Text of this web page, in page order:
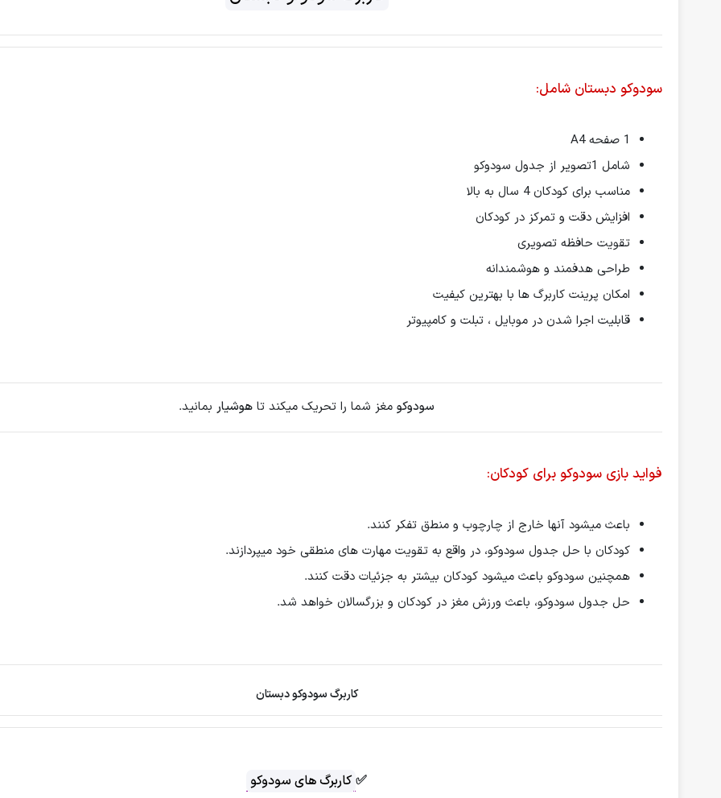
سودوکو دبستان شامل:
1 صفحه A4
شامل 1تصویر از جدول سودوکو
مناسب برای کودکان 4 سال به بالا
افزایش دقت و تمرکز در کودکان
تقویت حافظه تصویری
طراحی هدفمند و هوشمندانه
امکان پرینت کاربرگ ها با بهترین کیفیت
قابلیت اجرا شدن در موبایل ، تبلت و کامپیوتر
سودوکومغز شما را تحریک میکند تا هوشیاربمانید.
فواید بازی سودوکو برای کودکان:
باعث میشود آنها خارج از چارچوب و منطق تفکر کنند.
کودکان با حل جدول سودوکو، در واقع به تقویت مهارت‌ های منطقی خود میپردازند.
همچنین سودوکو باعث میشود کودکان بیشتر به جزئیات دقت کنند.
حل جدول سودوکو، باعث ورزش مغز در کودکان و بزرگسالان خواهد شد.
کاربرگ سودوکو دبستان
✅ کاربرگ های سودوکو